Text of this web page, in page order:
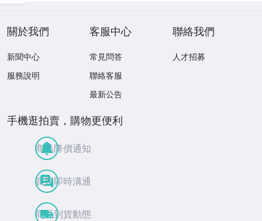
關於我們
新聞中心
服務說明
客服中心
常見問答
聯絡客服
最新公告
聯絡我們
人才招募
手機逛拍賣，購物更便利
商品降價通知
買賣即時溝通
商品到貨動態